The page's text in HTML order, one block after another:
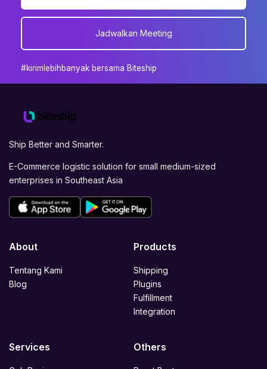
Jadwalkan Meeting
#kirimlebihbanyak bersama Biteship
Ship Better and Smarter.
E-Commerce logistic solution for small medium-sized
enterprises in Southeast Asia
About
Tentang Kami
Blog
Products
Shipping
Plugins
Fulfillment
Integration
Services Others